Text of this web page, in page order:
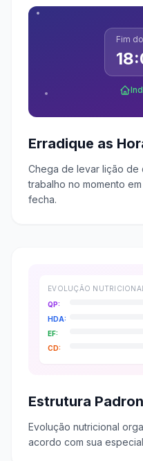
Fim
Erradique as
Chega de levar lição de
trabalho no momento
fecha.
EVOLUÇÃO NUTRICIONAL
QP:
HDA:
EF:
CD:
Estrutura
Evolução nutricional
acordo com sua